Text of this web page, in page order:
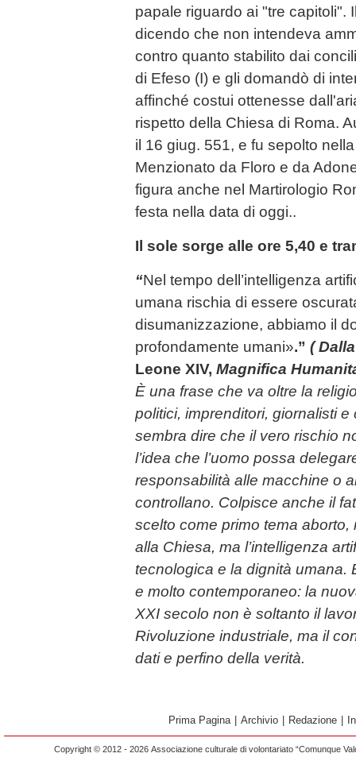
papale riguardo ai "tre capitoli".
dicendo che non intendeva
contro quanto stabilito dai
di Efeso (I) e gli domandò di
affinché costui ottenesse
rispetto della Chiesa di Roma.
il 16 giug. 551, e fu sepolto
Menzionato da Floro e da
figura anche nel Martirologio
festa nella data di oggi..
Il sole sorge alle ore 5,40 e
“Nel tempo dell’intelligenza
umana rischia di essere
disumanizzazione, abbiamo il
profondamente umani».” (
Leone XIV, Magnifica
È una frase che va oltre la
politici, imprenditori, giornalisti
sembra dire che il vero rischio
l’idea che l’uomo possa
responsabilità alle macchine o
controllano. Colpisce anche il
scelto come primo tema
alla Chiesa, ma l’intelligenza
tecnologica e la dignità umana.
e molto contemporaneo: la
XXI secolo non è soltanto il
Rivoluzione industriale, ma il
dati e perfino della verità.
Prima Pagina Archivio Redazione
Copyright © 2012 - 2026 Associazione culturale di volontariato “Comunque